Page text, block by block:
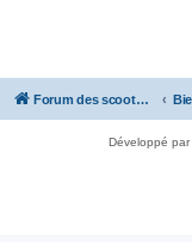
Forum des scooters SYM - GTS -MAXSYM - CRUISYM - JOYMAX - Maxsym TL
Développé par